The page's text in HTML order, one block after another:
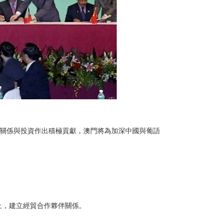
係與投資作出積極貢獻，澳門將為加深中國與葡語
建立經貿合作夥伴關係。